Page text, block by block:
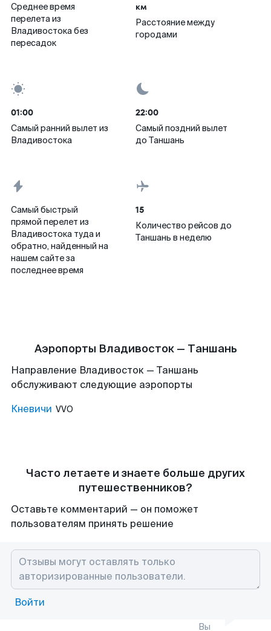
Среднее время
перелета из
Владивостока без
пересадок
км
Расстояние между
городами
01:00
Самый ранний вылет из
Владивостока
22:00
Самый поздний вылет
до Таншань
Самый быстрый
прямой перелет из
Владивостока туда и
обратно, найденный на
нашем сайте за
последнее время
15
Количество рейсов до
Таншань в неделю
Аэропорты Владивосток — Таншань
Направление Владивосток — Таншань
обслуживают следующие аэропорты
Кневичи VVO
Часто летаете и знаете больше других
путешественников?
Оставьте комментарий — он поможет
пользователям принять решение
Войти
Вы